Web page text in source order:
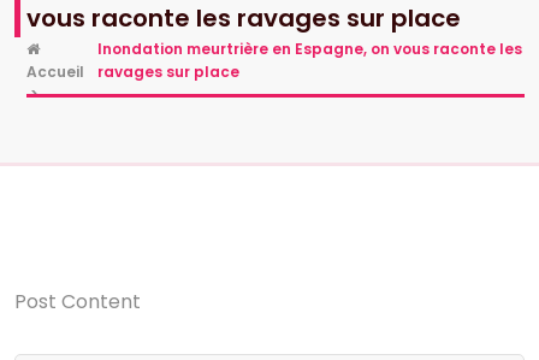
vous raconte les ravages sur place
Accueil
>
Inondation meurtrière en Espagne, on vous raconte les
ravages sur place
Post Content